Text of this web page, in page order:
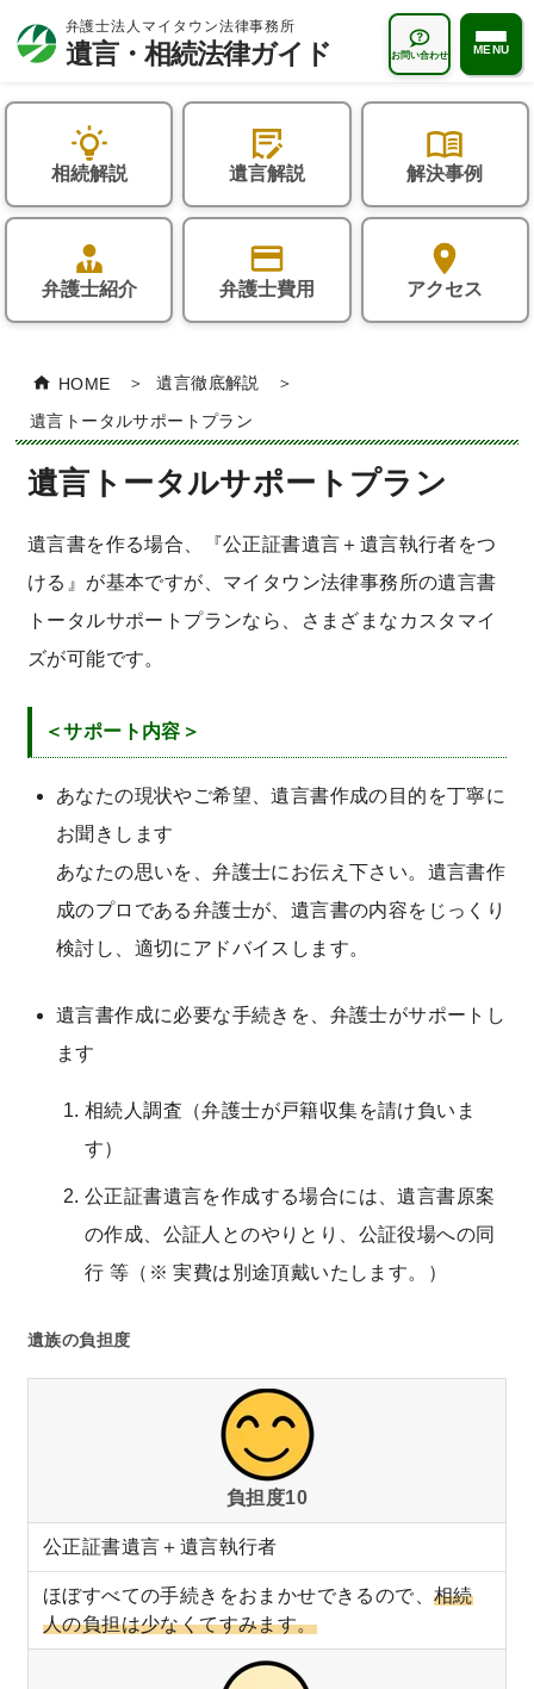
お問い合わせ MENU
遺言・相続法律ガイドTOP
状況から探す
お子様のいないご夫婦
再婚家庭の方
遺言書はなぜ必要か？
遺言書の書き方
「遺言執行者」とは？
遺言書作成サポート
相続解説
相続の手続き・方法
遺留分とは？
遺留分侵害額請求／遺留分減殺請求
寄与分とは？
相続欠格・相続廃除
相続人調査
相続財産調査
贈与・遺贈
限定承認とは？
遺言について
寄与分・特別受益について
解決事例
相続コラム
相続無料相談会
弁護士紹介
弁護士費用
二俣川事務所
新横浜事務所
青葉台事務所
金沢文庫事務所
東京事務所（丸の内）
大阪事務所（梅田）
相続解説 遺言解説 解決事例
弁護士紹介 弁護士費用 アクセス
HOME
遺言徹底解説
遺言トータルサポートプラン
遺言トータルサポートプラン
遺言書を作る場合、『公正証書遺言＋遺言執行者をつ
ける』が基本ですが、マイタウン法律事務所の遺言書
トータルサポートプランなら、さまざまなカスタマイ
ズが可能です。
＜サポート内容＞
あなたの現状やご希望、遺言書作成の目的を丁寧に
お聞きします
あなたの思いを、弁護士にお伝え下さい。遺言書作
成のプロである弁護士が、遺言書の内容をじっくり
検討し、適切にアドバイスします。
遺言書作成に必要な手続きを、弁護士がサポートし
ます
相続人調査（弁護士が戸籍収集を請け負いま
す）
公正証書遺言を作成する場合には、遺言書原案
の作成、公証人とのやりとり、公証役場への同
行 等（※ 実費は別途頂戴いたします。）
遺族の負担度
負担度10
公正証書遺言＋遺言執行者
ほぼすべての手続きをおまかせできるので、 相続
人の負担は少なくてすみます。